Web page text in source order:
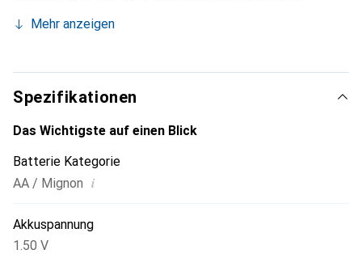
Mehr anzeigen
Spezifikationen
Das Wichtigste auf einen Blick
Batterie Kategorie
AA / Mignon i
Akkuspannung
1.50 V